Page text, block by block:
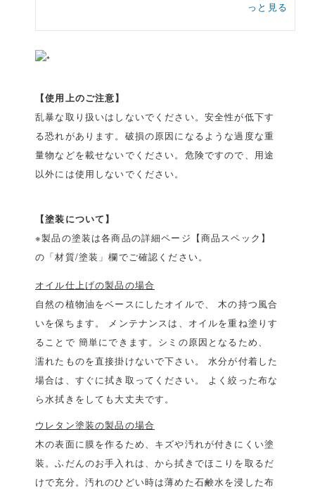
っと見る
【使用上のご注意】
乱暴な取り扱いはしないでください。安全性が低下す
る恐れがあります。破損の原因になるような過度な重
量物などを載せないでください。危険ですので、用途
以外には使用しないでください。
【塗装について】
※製品の塗装は各商品の詳細ページ【商品スペック】
の「材質/塗装」欄でご確認ください。
オイル仕上げの製品の場合
自然の植物油をベースにしたオイルで、 木の持つ風合
いを保ちます。 メンテナンスは、オイルを重ね塗りす
ることで 簡単にできます。シミの原因となるため、
濡れたものを直接掛けないで下さい。 水分が付着した
場合は、すぐに拭き取ってください。 よく絞った布な
ら水拭きをしても大丈夫です。
ウレタン塗装の製品の場合
木の表面に膜を作るため、キズや汚れが付きにくい塗
装。ふだんのお手入れは、から拭きでほこりを取るだ
けで充分。汚れのひどい時は薄めた石鹸水を浸した布